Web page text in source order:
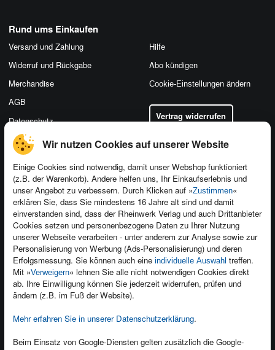
Wir nutzen Cookies auf unserer Website
Einige Cookies sind notwendig, damit unser Webshop funktioniert
(z.B. der Warenkorb). Andere helfen uns, Ihr Einkaufserlebnis und
unser Angebot zu verbessern. Durch Klicken auf »Zustimmen«
erklären Sie, dass Sie mindestens 16 Jahre alt sind und damit
einverstanden sind, dass der Rheinwerk Verlag und auch Drittanbieter
Cookies setzen und personenbezogene Daten zu Ihrer Nutzung
unserer Webseite verarbeiten - unter anderem zur Analyse sowie zur
Personalisierung von Werbung (Ads-Personalisierung) und deren
Erfolgsmessung. Sie können auch eine individuelle Auswahl treffen.
Mit »Verweigern« lehnen Sie alle nicht notwendigen Cookies direkt
ab. Ihre Einwilligung können Sie jederzeit widerrufen, prüfen und
ändern (z.B. im Fuß der Website).
Mehr erfahren Sie in unserer Datenschutzerklärung.
Beim Einsatz von Google-Diensten gelten zusätzlich die Google-
Kontakt
Newsletter
Für Unternehmen
Presseservice
Dozentenservice
Produktfeedback
Foreign Rights
Ein Buch schreiben
Rund ums Einkaufen
Versand und Zahlung
Widerruf und Rückgabe
Merchandise
AGB
Datenschutz
Hilfe
Abo kündigen
Cookie-Einstellungen ändern
Vertrag widerrufen
Kundenservice
Wir sind gerne für Sie da!